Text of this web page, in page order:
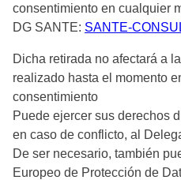
consentimiento en cualquier
DG SANTE: SANTE-
Dicha retirada no afectará a
realizado hasta el momento
consentimiento
Puede ejercer sus derechos
en caso de conflicto, al
De ser necesario, también
Europeo de Protección de